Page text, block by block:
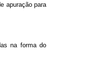
e apuração para
na forma do